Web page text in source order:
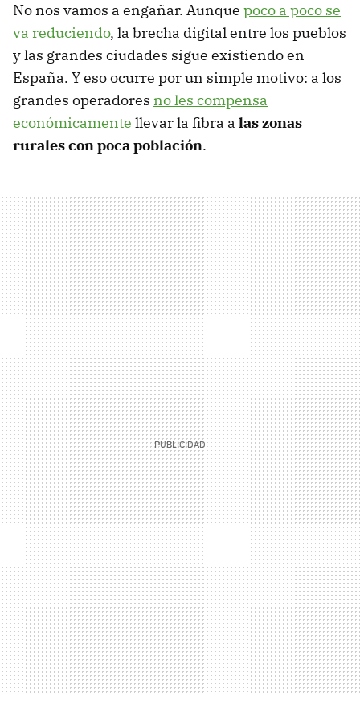
No nos vamos a engañar. Aunque poco a poco se
va reduciendo, la brecha digital entre los pueblos
y las grandes ciudades sigue existiendo en
España. Y eso ocurre por un simple motivo: a los
grandes operadores no les compensa
económicamente llevar la fibra a las zonas
rurales con poca población.